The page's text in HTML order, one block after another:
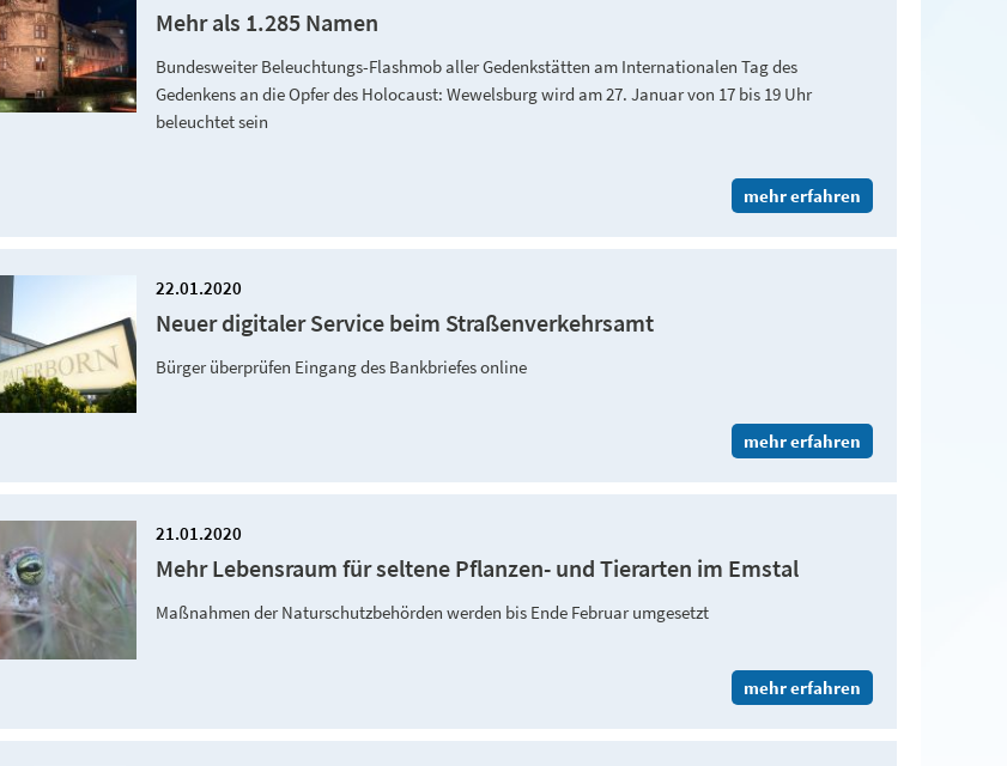
Mehr als 1.285 Namen
Bundesweiter Beleuchtungs-Flashmob aller Gedenkstätten am Internationalen Tag des
Gedenkens an die Opfer des Holocaust: Wewelsburg wird am 27. Januar von 17 bis 19 Uhr
beleuchtet sein
mehr erfahren
22.01.2020
Neuer digitaler Service beim Straßenverkehrsamt
Bürger überprüfen Eingang des Bankbriefes online
mehr erfahren
21.01.2020
Mehr Lebensraum für seltene Pflanzen- und Tierarten im Emstal
Maßnahmen der Naturschutzbehörden werden bis Ende Februar umgesetzt
mehr erfahren